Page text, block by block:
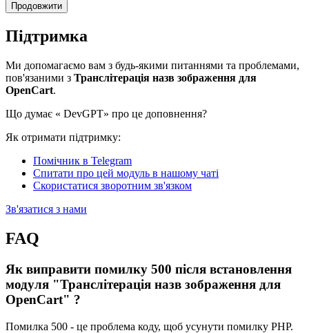
Продовжити
Підтримка
Ми допомагаємо вам з будь-якими питаннями та проблемами,
пов'язаними з Транслітерація назв зображення для
OpenCart.
Що думає « DevGPT» про це доповнення?
Як отримати підтримку:
Помічник в Telegram
Спитати про цей модуль в нашому чаті
Скористатися зворотним зв'язком
Зв'язатися з нами
FAQ
Як виправити помилку 500 після встановлення
модуля "Транслітерація назв зображення для
OpenCart" ?
Помилка 500 - це проблема коду, щоб усунути помилку PHP.